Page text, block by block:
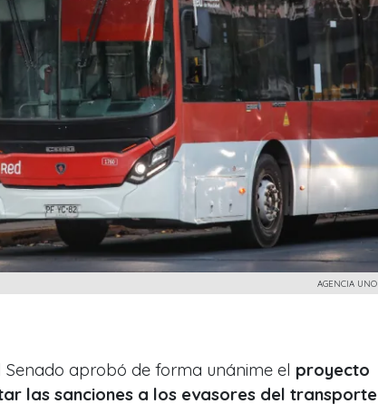
AGENCIA UNO
aprobó de forma unánime el proyecto
las sanciones a los evasores del transporte